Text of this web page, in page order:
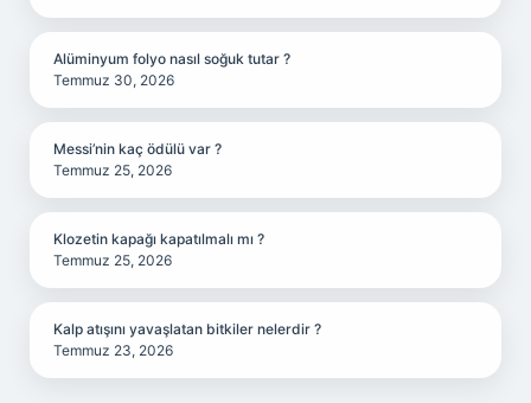
Alüminyum folyo nasıl soğuk tutar ?
Temmuz 30, 2026
Messi’nin kaç ödülü var ?
Temmuz 25, 2026
Klozetin kapağı kapatılmalı mı ?
Temmuz 25, 2026
Kalp atışını yavaşlatan bitkiler nelerdir ?
Temmuz 23, 2026